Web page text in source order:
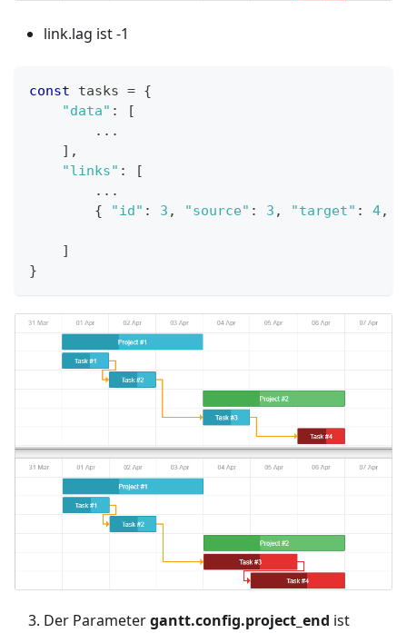
link.lag ist -1
const tasks = {
"data" :
[
...
] ,
"links" :
[
...
{
"id" : 3 , "source" : 3 , "target" : 4,
]
}
Der Parametergantt.config.project_end ist